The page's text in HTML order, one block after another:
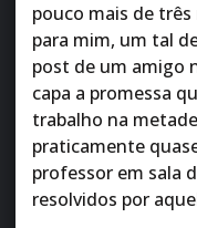
pouco mais de
para mim, um tal
post de um amigo
capa a promessa
trabalho na
praticamente
professor em sala
resolvidos por